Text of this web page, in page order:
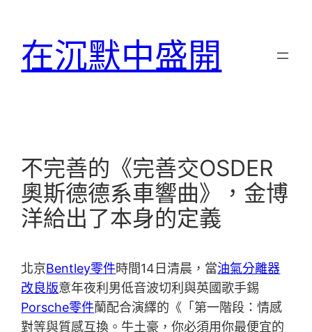
在沉默中盛開
不完善的《完善交OSDER
奧斯德德系車響曲》，金博
洋給出了本身的定義
北京Bentley零件時間14日清晨，當油氣分離器
改良版意年夜利男低音波切利與英國歌手錫
Porsche零件蘭配合演繹的《「第一階段：情感
對等與質感互換。牛土豪，你必須用你最便宜的